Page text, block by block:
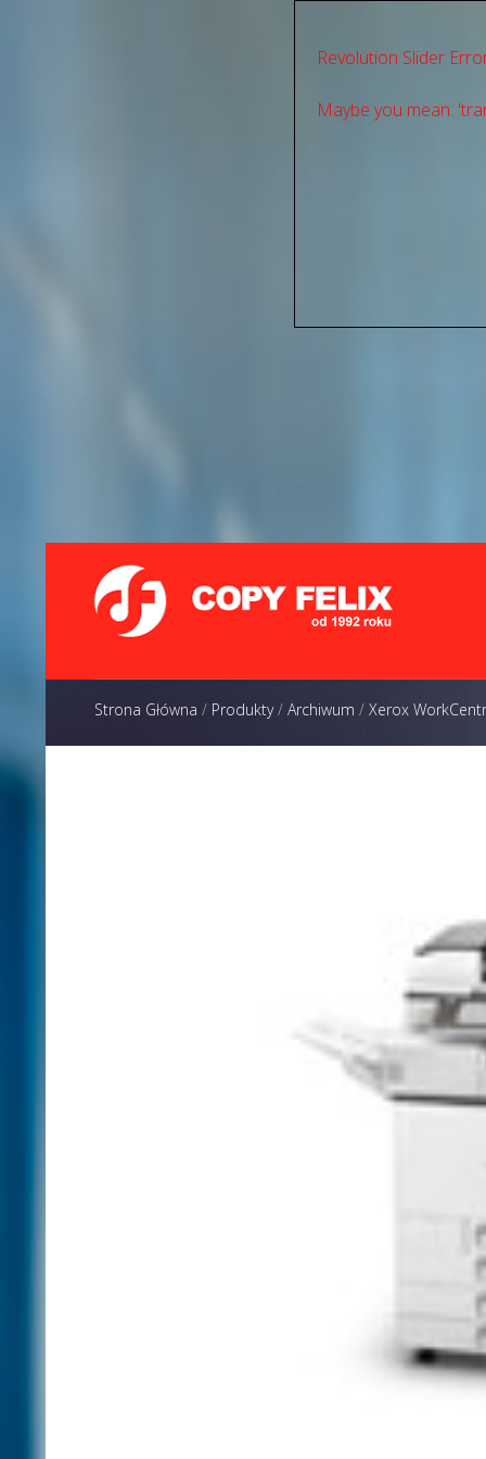
Revolution Slider
Maybe you mean:
Strona Główna / Produkty/ Archiwum / Xerox